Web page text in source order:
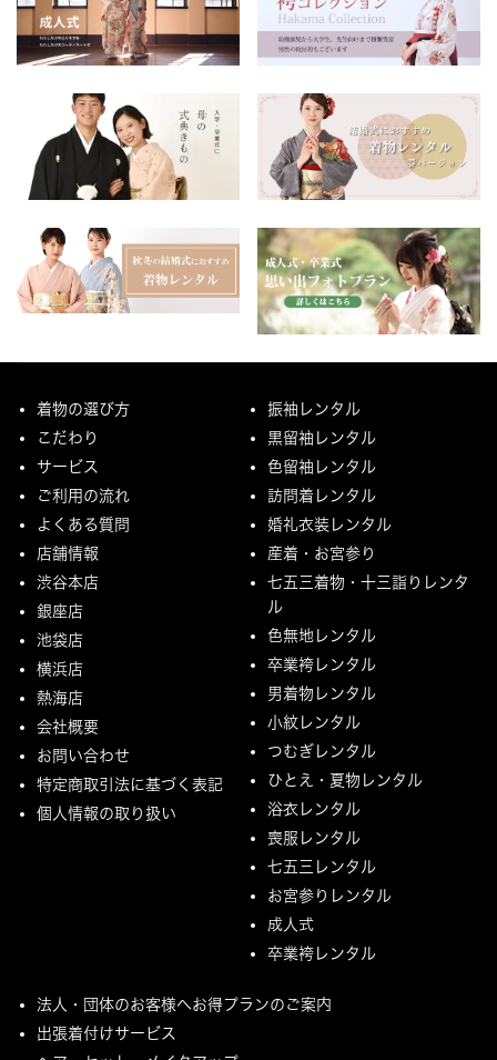
着物の選び方
こだわり
サービス
ご利用の流れ
よくある質問
店舗情報
渋谷本店
銀座店
池袋店
横浜店
熱海店
会社概要
お問い合わせ
特定商取引法に基づく表記
個人情報の取り扱い
振袖レンタル
黒留袖レンタル
色留袖レンタル
訪問着レンタル
婚礼衣装レンタル
産着・お宮参り
七五三着物・十三詣りレンタ
ル
色無地レンタル
卒業袴レンタル
男着物レンタル
小紋レンタル
つむぎレンタル
ひとえ・夏物レンタル
浴衣レンタル
喪服レンタル
七五三レンタル
お宮参りレンタル
成人式
卒業袴レンタル
法人・団体のお客様へお得プランのご案内
出張着付けサービス